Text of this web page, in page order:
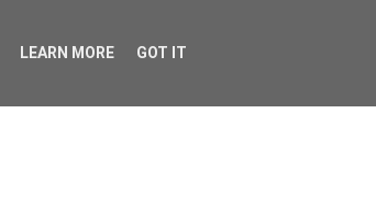
LEARN MORE GOT IT